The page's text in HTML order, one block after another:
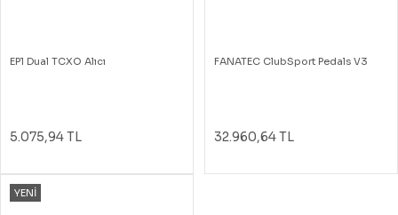
EP1 Dual TCXO Alıcı
5.075,94 TL
FANATEC ClubSport Pedals V3
32.960,64 TL
YENİ